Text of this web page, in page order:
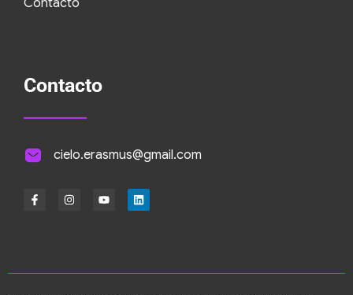
Contacto
Contacto
cielo.erasmus@gmail.com